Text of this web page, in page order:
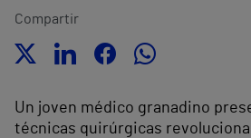
Compartir
Un joven médico granadino
técnicas quirúrgicas